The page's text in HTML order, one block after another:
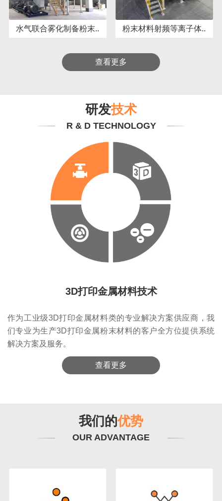
水气联合雾化制备粉末.. 粉末材料射频等离子体..
查看更多
研发技术
R & D TECHNOLOGY
3D打印金属材料技术
作为工业级3D打印金属材料类的专业解决方案供应商，我
们专业为生产3D打印金属粉末材料的客户全方位提供系统
解决方案及服务。
查看更多
我们的优势
OUR ADVANTAGE